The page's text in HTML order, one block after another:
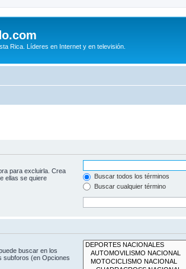
Rica. Líderes en Internet y en televisión.
para excluirla. Crea
ellas se quiere
Buscar todos los términos
Buscar cualquier término
buscar en los
subforos (en Opciones